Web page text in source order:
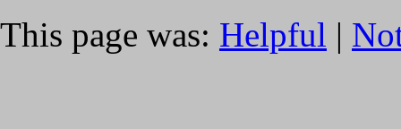
This page was: Helpful |